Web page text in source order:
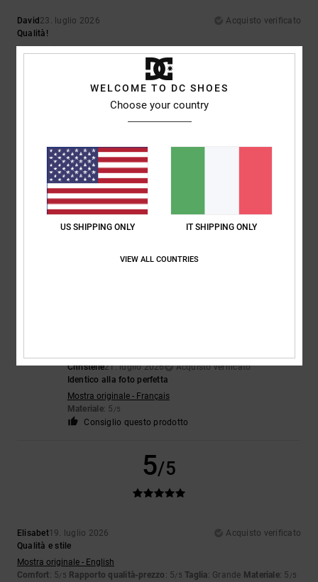
David23. luglio 2026
Acquisto verificato
Qualità!
Mostra originale - English
Rapporto qualità-prezzo: 5
Consiglio questo prodotto
4
22. luglio 2026
Belle scarpe da ginnastica, ma vestono piccole
Mostra originale - English
Christelle21. luglio 2026
Acquisto verificato
Identico alla foto perfetta
Mostra originale - Français
Materiale: 5 /5
Consiglio questo prodotto
5/5
Elisabet19. luglio 2026
Acquisto verificato
Qualità e stile
Mostra originale - English
Comfort: 5/5 Rapporto qualità-prezzo : 5/5 Taglia: Grande Materiale: 5 /5
WELCOME TO DC SHOES
Choose your country
US SHIPPING ONLY IT SHIPPING ONLY
VIEW ALL COUNTRIES